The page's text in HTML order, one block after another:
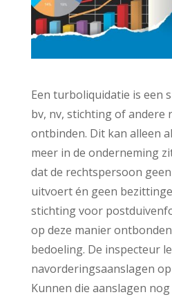
Een turboliquidatie is een
bv, nv, stichting of andere
ontbinden. Dit kan alleen
meer in de onderneming
dat de rechtspersoon
uitvoert én geen
stichting voor
op deze manier
bedoeling. De inspecteur
navorderingsaanslagen
Kunnen die aanslagen